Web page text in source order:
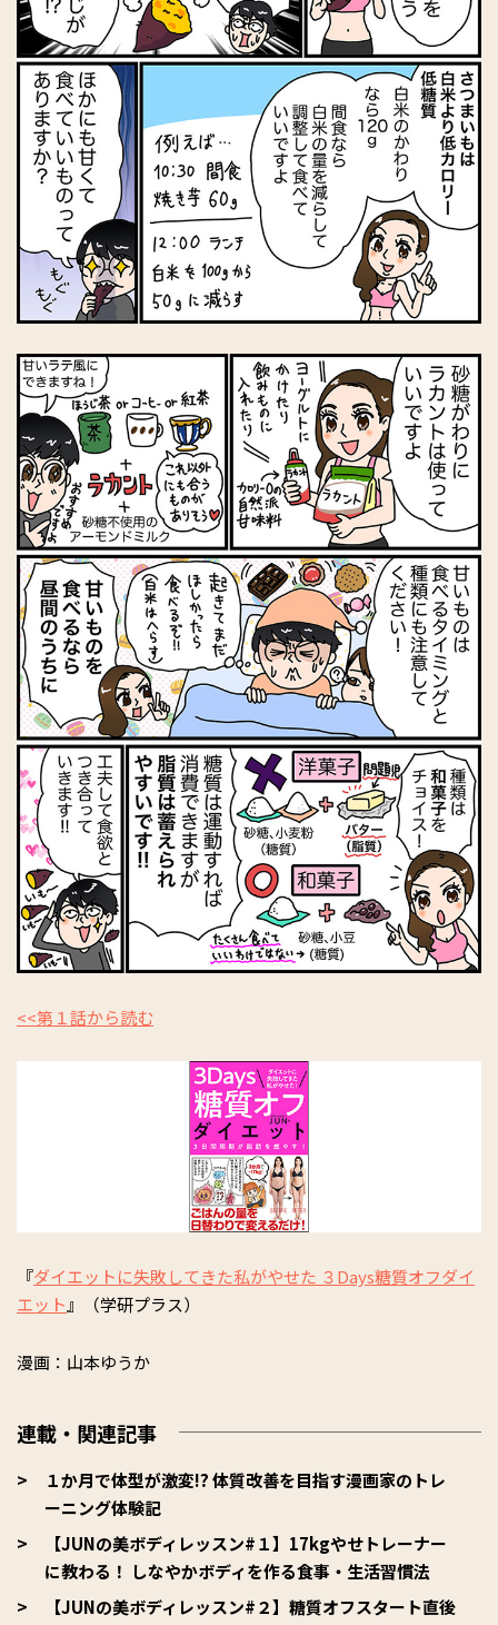
<<第１話から読む
『ダイエットに失敗してきた私がやせた ３Days糖質オフダイ
エット 』（学研プラス）
漫画：山本ゆうか
連載・関連記事
１か月で体型が激変!? 体質改善を目指す漫画家のトレ
ーニング体験記
【JUNの美ボディレッスン#１】17kgやせトレーナー
に教わる！ しなやかボディを作る食事・生活習慣法
【JUNの美ボディレッスン#２】糖質オフスタート直後